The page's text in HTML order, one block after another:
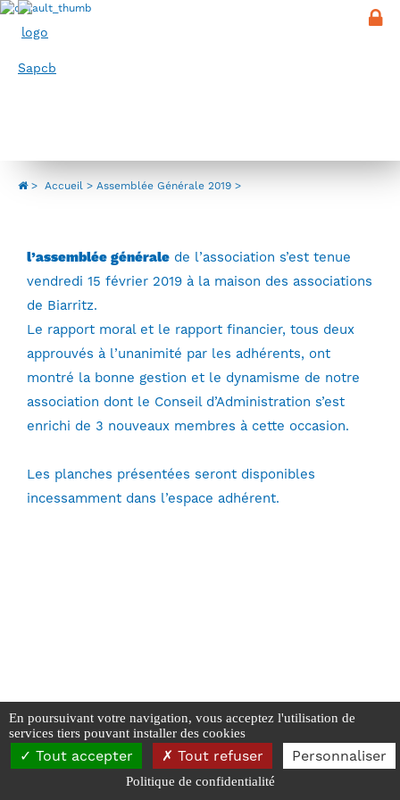
> Accueil Assemblée Générale 2019
l’assemblée générale de l’association s’est tenue
vendredi 15 février 2019 à la maison des associations
de Biarritz.
Le rapport moral et le rapport financier, tous deux
approuvés à l’unanimité par les adhérents, ont
montré la bonne gestion et le dynamisme de notre
association dont le Conseil d’Administration s’est
enrichi de 3 nouveaux membres à cette occasion.
Les planches présentées seront disponibles
incessamment dans l’espace adhérent.
SAPCB - 2026
Mentions Légales
Réalisé par Webyc - Yann Carpentier
Panneau de gestion des cookies
En poursuivant votre navigation, vous acceptez l'utilisation de
services tiers pouvant installer des cookies
Tout accepter Tout refuser Personnaliser
Politique de confidentialité